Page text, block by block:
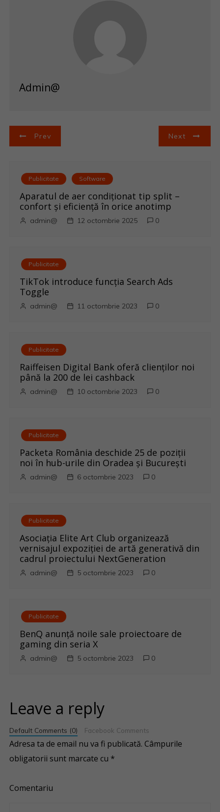
Admin@
N
Prev Next
Publicitate Software
Aparatul de aer condiționat tip split –
confort și eficiență în orice anotimp
admin@ 12 octombrie 2025 0
Publicitate
TikTok introduce funcția Search Ads
Toggle
admin@ 11 octombrie 2023 0
Publicitate
Raiffeisen Digital Bank oferă clienților noi
până la 200 de lei cashback
admin@ 10 octombrie 2023 0
Publicitate
Packeta România deschide 25 de poziții
noi în hub-urile din Oradea și București
admin@ 6 octombrie 2023 0
Publicitate
Asociația Elite Art Club organizează
vernisajul expoziției de artă generativă din
cadrul proiectului NextGeneration
admin@ 5 octombrie 2023 0
Publicitate
BenQ anunţă noile sale proiectoare de
gaming din seria X
admin@ 5 octombrie 2023 0
Leave a reply
Default Comments (0) Facebook Comments
Adresa ta de email nu va fi publicată. Câmpurile
obligatorii sunt marcate cu *
Comentariu